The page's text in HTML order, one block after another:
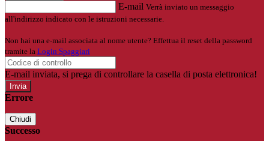
E-mail Verrà inviato un messaggio
all'indirizzo indicato con le istruzioni necessarie.
Non hai una e-mail associata al nome utente? Effettua il reset della password
tramite la Login Spaggiari
E-mail inviata, si prega di controllare la casella di posta elettronica!
Errore
Chiudi
Successo